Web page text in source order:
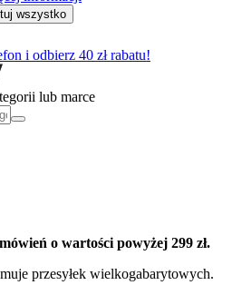
wszystko
i odbierz 40 zł rabatu!
lub marce
o wartości powyżej 299 zł.
przesyłek wielkogabarytowych.